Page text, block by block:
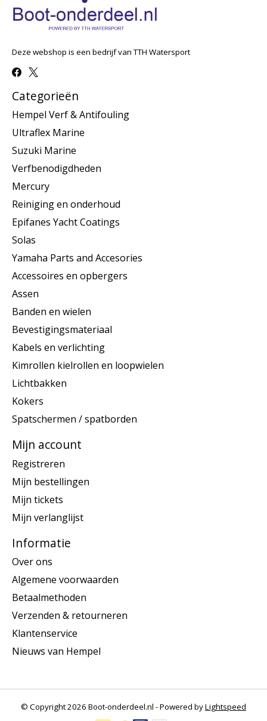
Deze webshop is een bedrijf van TTH Watersport
Categorieën
Hempel Verf & Antifouling
Ultraflex Marine
Suzuki Marine
Verfbenodigdheden
Mercury
Reiniging en onderhoud
Epifanes Yacht Coatings
Solas
Yamaha Parts and Accesories
Accessoires en opbergers
Assen
Banden en wielen
Bevestigingsmateriaal
Kabels en verlichting
Kimrollen kielrollen en loopwielen
Lichtbakken
Kokers
Spatschermen / spatborden
Mijn account
Registreren
Mijn bestellingen
Mijn tickets
Mijn verlanglijst
Informatie
Over ons
Algemene voorwaarden
Betaalmethoden
Verzenden & retourneren
Klantenservice
Nieuws van Hempel
© Copyright 2026 Boot-onderdeel.nl - Powered byLightspeed